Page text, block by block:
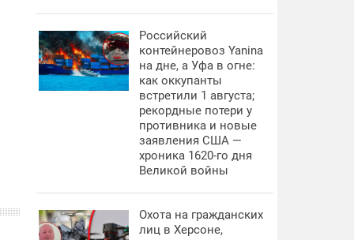
Российский
контейнеровоз Yanina
на дне, а Уфа в огне:
как оккупанты
встретили 1 августа;
рекордные потери у
противника и новые
заявления США —
хроника 1620-го дня
Великой войны
Охота на гражданских
лиц в Херсоне,